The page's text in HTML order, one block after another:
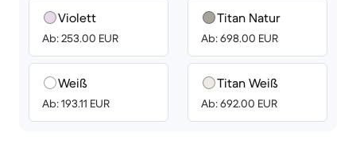
Violett
Ab: 253.00 EUR
Weiß
Ab: 193.11 EUR
Titan Natur
Ab: 698.00 EUR
Titan Weiß
Ab: 692.00 EUR